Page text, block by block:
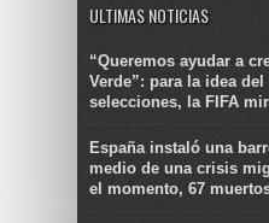
ULTIMAS NOTICIAS
“Queremos ayudar a
Verde”: para la idea
selecciones, la FIFA
España instaló una
medio de una crisis
el momento, 67